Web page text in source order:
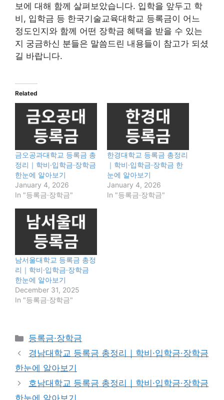
보에 대해 함께 살펴보았습니다. 입학을 앞두고 학
비, 입학금 등 한국기술교육대학교 등록금이 어느
정도인지와 함께 어떤 장학금 혜택을 받을 수 있는
지 궁금하신 분들은 말씀드린 내용들이 참고가 되셨
길 바랍니다.
Related
금오공과대학교 등록금 총
정리｜학비·입학금·장학금
한눈에 알아보기
January 4, 2026
In "등록금·장학금"
한경대학교 등록금 총정리
｜학비·입학금·장학금 한
눈에 알아보기
January 4, 2026
In "등록금·장학금"
남서울대학교 등록금 총정
리｜학비·입학금·장학금
한눈에 알아보기
December 31, 2025
In "등록금·장학금"
Categories
등록금·장학금
경남대학교 등록금 총정리｜학비·입학금·장학금
한눈에 알아보기
호남대학교 등록금 총정리｜학비·입학금·장학금